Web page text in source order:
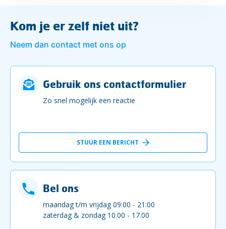
Kom je er zelf niet uit?
Neem dan contact met ons op
Gebruik ons contactformulier
Zo snel mogelijk een reactie
STUUR EEN BERICHT
Bel ons
maandag t/m vrijdag 09:00 - 21:00
zaterdag & zondag 10.00 - 17.00